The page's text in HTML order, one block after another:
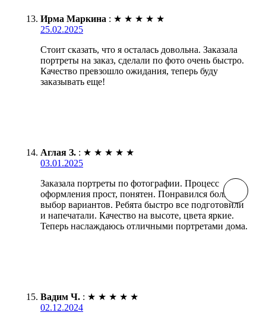
Ирма Маркина : ★ ★ ★ ★ ★
25.02.2025
Стоит сказать, что я осталась довольна. Заказала
портреты на заказ, сделали по фото очень быстро.
Качество превзошло ожидания, теперь буду
заказывать еще!
Аглая З. : ★ ★ ★ ★ ★
03.01.2025
Заказала портреты по фотографии. Процесс
оформления прост, понятен. Понравился большой
выбор вариантов. Ребята быстро все подготовили
и напечатали. Качество на высоте, цвета яркие.
Теперь наслаждаюсь отличными портретами дома.
Вадим Ч. : ★ ★ ★ ★ ★
02.12.2024